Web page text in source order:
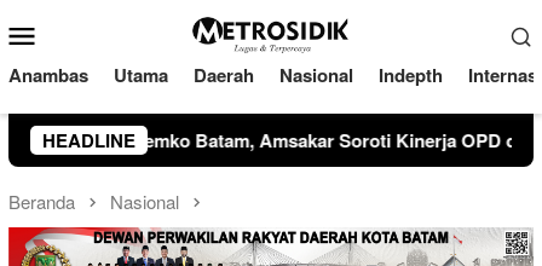
ke
kontenMobile
Anambas Utama Daerah Nasional Indepth
HEADLINE
Kinerja OPD dan Optimalisasi Pendapatan Daerah
Beranda Nasional